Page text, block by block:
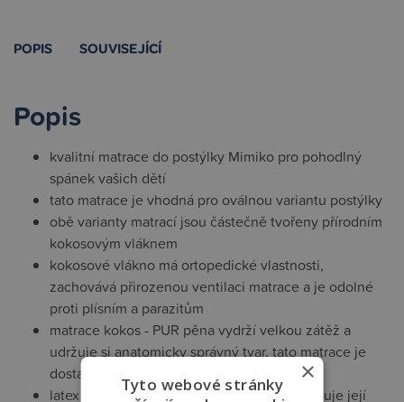
POPIS SOUVISEJÍCÍ
Popis
kvalitní matrace do postýlky Mimiko pro pohodlný
spánek vašich dětí
tato matrace je vhodná pro oválnou variantu postýlky
obě varianty matrací jsou částečně tvořeny přírodním
kokosovým vláknem
kokosové vlákno má ortopedické vlastnosti,
zachovává přirozenou ventilaci matrace a je odolné
proti plísním a parazitům
matrace kokos - PUR pěna vydrží velkou zátěž a
udržuje si anatomicky správný tvar, tato matrace je
dostatečně tvrdá a zároveň pružná
latex použitý ve druhém typu matrace zlepšuje její
×
Tyto webové stránky